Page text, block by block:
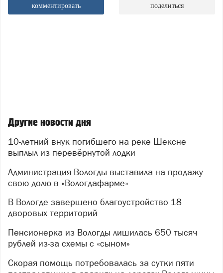
комментировать поделиться
Другие новости дня
10-летний внук погибшего на реке Шексне
выплыл из перевёрнутой лодки
Администрация Вологды выставила на продажу
свою долю в «Вологдафарме»
В Вологде завершено благоустройство 18
дворовых территорий
Пенсионерка из Вологды лишилась 650 тысяч
рублей из-за схемы с «сыном»
Скорая помощь потребовалась за сутки пяти